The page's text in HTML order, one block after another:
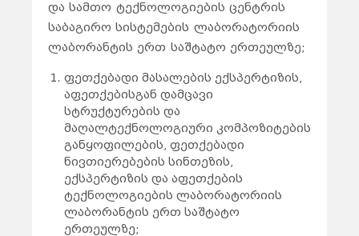
და სამთო ტექნოლოგიების ცენტრის
საბაგირო სისტემების ლაბორატორიის
ლაბორანტის ერთ საშტატო ერთეულზე;
ფეთქებადი მასალების ექსპერტიზის,
აფეთქებისგან დამცავი
სტრუქტურების და
მაღალტექნოლოგიური კომპოზიტების
განყოფილების, ფეთქებადი
ნივთიერებების სინთეზის,
ექსპერტიზის და აფეთქების
ტექნოლოგიების ლაბორატორიის
ლაბორანტის ერთ საშტატო
ერთეულზე;